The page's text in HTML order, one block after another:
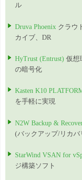
ル
Druva Phoenix クラウ
カイブ、DR
HyTrust (Entrust) 仮想
の暗号化
Kasten K10
を手軽に実現
N2W Backup &
(バックアップ/リカ
StarWind VSAN for
ジ構築ソフト